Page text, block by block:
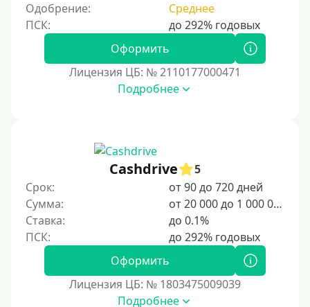
Одобрение:
Среднее
Оформить
Лицензия ЦБ: № 2110177000471
Подробнее
Cashdrive
5
Срок:
от 90 до 720 дней
Сумма:
от 20 000 до 1 000 000 ₽
Ставка:
до 0.1%
Оформить
Лицензия ЦБ: № 1803475009039
Подробнее